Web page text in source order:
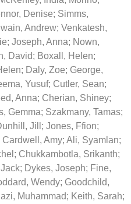
Denise; Simms,
Andrew; Venkatesh,
; Joseph, Anna; Nown,
David; Boxall, Helen;
; Daly, Zoe; George,
Yusuf; Cutler, Sean;
Anna; Cherian, Shiney;
Gemma; Szakmany, Tamas;
Jill ; Jones, Ffion;
Cardwell, Amy; Ali, Syamlan;
; Chukkambotla, Srikanth;
; Dykes, Joseph; Fine,
Wendy; Goodchild,
Muhammad; Keith, Sarah;